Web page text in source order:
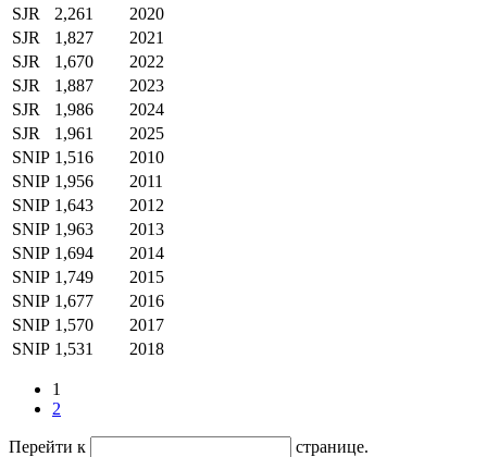
SJR
2,261
2020
SJR
1,827
2021
SJR
1,670
2022
SJR
1,887
2023
SJR
1,986
2024
SJR
1,961
2025
SNIP 1,516
2010
SNIP 1,956
2011
SNIP 1,643
2012
SNIP 1,963
2013
SNIP 1,694
2014
SNIP 1,749
2015
SNIP 1,677
2016
SNIP 1,570
2017
SNIP 1,531 2018
1
2
Перейти к странице.